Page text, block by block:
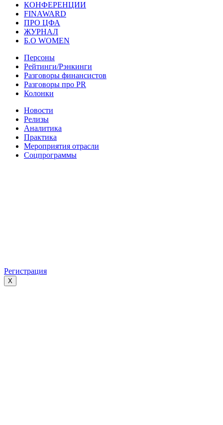
КОНФЕРЕНЦИИ
FINAWARD
ПРО ЦФА
ЖУРНАЛ
Б.О WOMEN
Персоны
Рейтинги/Рэнкинги
Разговоры финансистов
Разговоры про PR
Колонки
Новости
Релизы
Аналитика
Практика
Мероприятия отрасли
Соцпрограммы
Регистрация
X